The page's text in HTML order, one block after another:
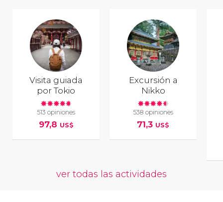
Visita guiada
por Tokio
513 opiniones
97,8 US$
Excursión a
Nikko
538 opiniones
71,3 US$
ver todas las actividades